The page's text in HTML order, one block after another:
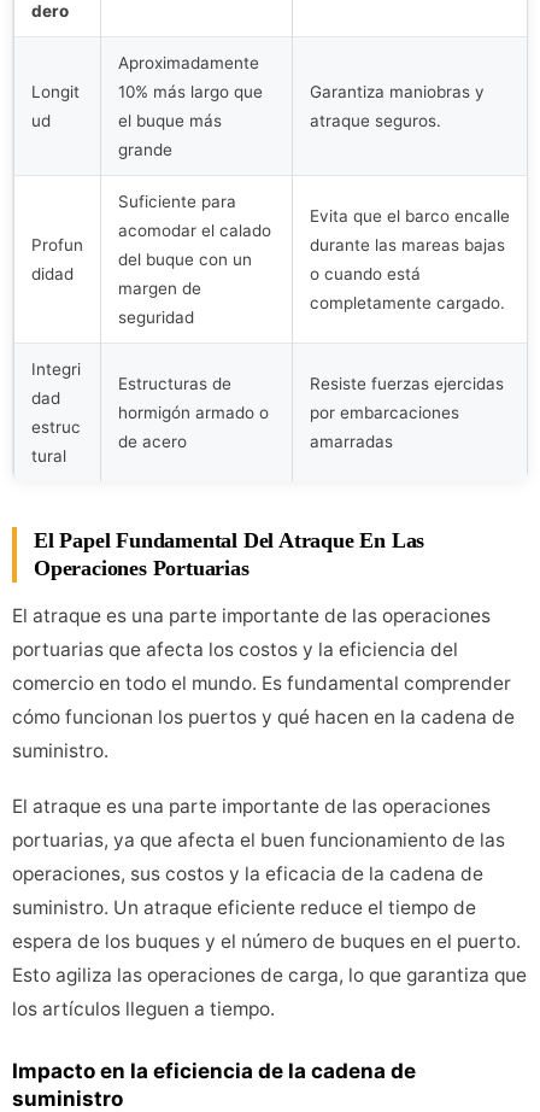
dero
Longit
ud
Aproximadamente
10% más largo que
el buque más
grande
Garantiza maniobras y
atraque seguros.
Profun
didad
Suficiente para
acomodar el calado
del buque con un
margen de
seguridad
Evita que el barco encalle
durante las mareas bajas
o cuando está
completamente cargado.
Integri
dad
estruc
tural
Estructuras de
hormigón armado o
de acero
Resiste fuerzas ejercidas
por embarcaciones
amarradas
El Papel Fundamental Del Atraque En Las
Operaciones Portuarias
El atraque es una parte importante de las operaciones
portuarias que afecta los costos y la eficiencia del
comercio en todo el mundo. Es fundamental comprender
cómo funcionan los puertos y qué hacen en la cadena de
suministro.
El atraque es una parte importante de las operaciones
portuarias, ya que afecta el buen funcionamiento de las
operaciones, sus costos y la eficacia de la cadena de
suministro. Un atraque eficiente reduce el tiempo de
espera de los buques y el número de buques en el puerto.
Esto agiliza las operaciones de carga, lo que garantiza que
los artículos lleguen a tiempo.
Impacto en la eficiencia de la cadena de
suministro